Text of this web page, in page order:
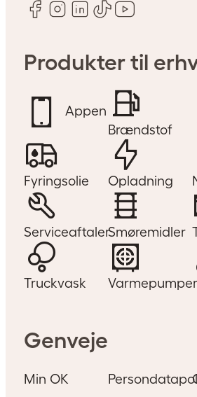
Produkter til
Appen
Brændstof
Fyringsolie Opladning
ServiceaftalerSmøremidler
Truckvask Varmepumper
Genveje
Min OK